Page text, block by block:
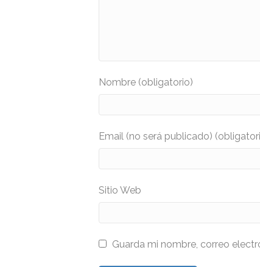
Nombre (obligatorio)
Email (no será publicado)
Sitio Web
Guarda mi nombre, correo